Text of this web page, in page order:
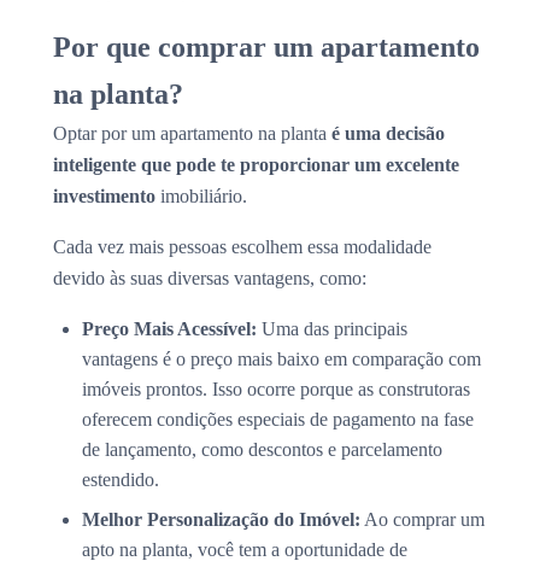
Por que comprar um apartamento
na planta?
Optar por um apartamento na planta é uma decisão
inteligente que pode te proporcionar um excelente
investimento imobiliário.
Cada vez mais pessoas escolhem essa modalidade
devido às suas diversas vantagens, como:
Preço Mais Acessível: Uma das principais
vantagens é o preço mais baixo em comparação com
imóveis prontos. Isso ocorre porque as construtoras
oferecem condições especiais de pagamento na fase
de lançamento, como descontos e parcelamento
estendido.
Melhor Personalização do Imóvel: Ao comprar um
apto na planta, você tem a oportunidade de